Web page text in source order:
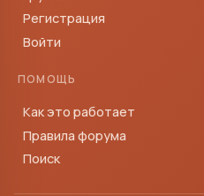
Регистрация
Войти
ПОМОЩЬ
Как это работает
Правила форума
Поиск